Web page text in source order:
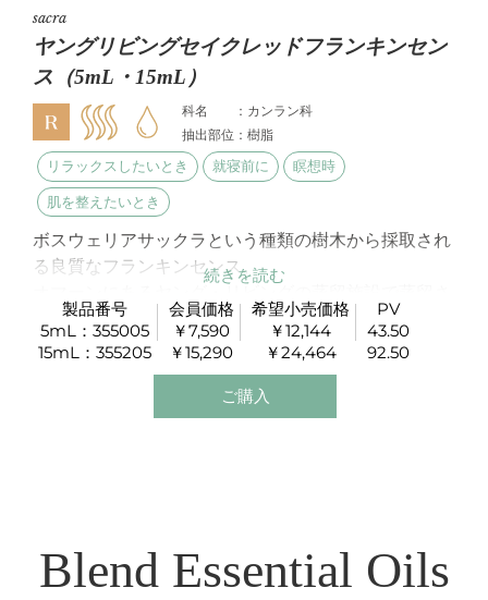
sacra
ヤングリビングセイクレッドフランキンセン
ス（5mL・15mL）
科名 ：カンラン科
抽出部位：樹脂
リラックスしたいとき 就寝前に 瞑想時
肌を整えたいとき
ボスウェリアサックラという種類の樹木から採取され
る良質なフランキンセンス。
れています。
精神を高め、深い瞑想をしたいときにお勧めです。
製品番号
5mL：355005
15mL：355205
会員価格
￥7,590
￥15,290
希望小売価格
￥12,144
￥24,464
PV
43.50
92.50
ご購入
Blend Essential Oils